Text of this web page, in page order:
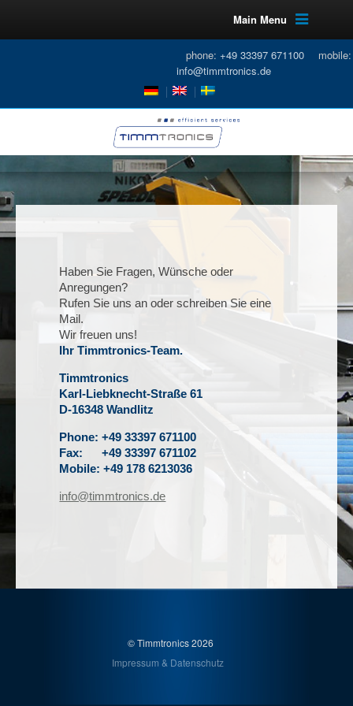
Main Menu
phone: +49 33397 671100
info@timmtronics.de
Haben Sie Fragen, Wünsche oder
Anregungen?
Rufen Sie uns an oder schreiben Sie eine
Mail.
Wir freuen uns!
Ihr Timmtronics-Team.
Timmtronics
Karl-Liebknecht-Straße 61
D-16348 Wandlitz
Phone: +49 33397 671100
Fax: +49 33397 671102
Mobile: +49 178 6213036
info@timmtronics.de
© Timmtronics2026
Impressum & Datenschutz